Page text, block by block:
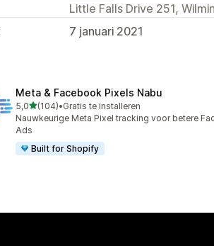
Little Falls Drive 251,
7 januari 2021
Meta & Facebook Pixels Nabu
5,0van 5 sterren
(104)
104 recensies in totaal
•Gratis te installeren
Nauwkeurige Meta Pixel tracking voor betere
Ads
Built for Shopify